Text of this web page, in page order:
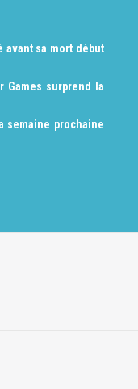
sa mort début
Games surprend la
semaine prochaine